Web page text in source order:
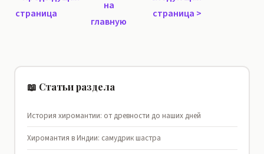
страница
на
главную
страница >
📖 Статьи раздела
История хиромантии: от древности до наших дней
Хиромантия в Индии: самудрик шастра